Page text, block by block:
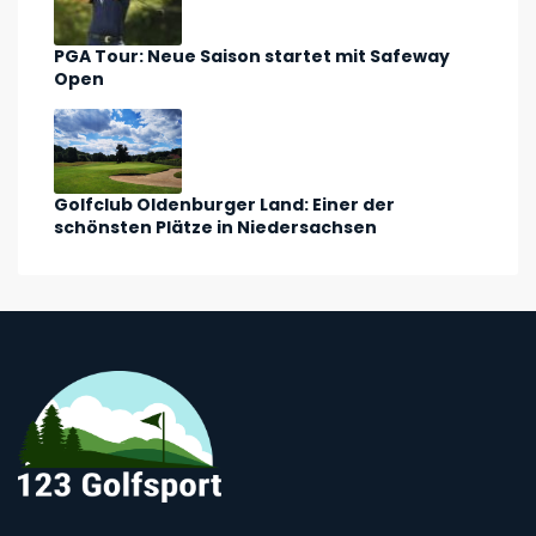
PGA Tour: Neue Saison startet mit Safeway
Open
Golfclub Oldenburger Land: Einer der
schönsten Plätze in Niedersachsen